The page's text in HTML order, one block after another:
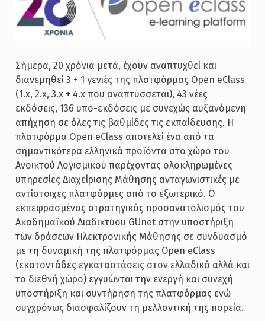
Σήμερα, 20 χρόνια μετά, έχουν αναπτυχθεί και
διανεμηθεί 3 + 1 γενιές της πλατφόρμας Open eClass
(1.x, 2.x, 3.x + 4.x που αναπτύσσεται), 43 νέες
εκδόσεις, 136 υπο-εκδόσεις με συνεχώς αυξανόμενη
απήχηση σε όλες τις βαθμίδες τις εκπαίδευσης. Η
πλατφόρμα Open eClass αποτελεί ένα από τα
σημαντικότερα ελληνικά προϊόντα στο χώρο του
Ανοικτού Λογισμικού παρέχοντας ολοκληρωμένες
υπηρεσίες Διαχείρισης Μάθησης ανταγωνιστικές με
αντίστοιχες πλατφόρμες από το εξωτερικό. Ο
εκπεφρασμένος στρατηγικός προσανατολισμός του
Ακαδημαϊκού Διαδικτύου GUnet στην υποστήριξη
των δράσεων Ηλεκτρονικής Μάθησης σε συνδυασμό
με τη δυναμική της πλατφόρμας Open eClass
(εκατοντάδες εγκαταστάσεις στον ελλαδικό αλλά και
το διεθνή χώρο) εγγυώνται την ενεργή και συνεχή
υποστήριξη και συντήρηση της πλατφόρμας ενώ
συγχρόνως διασφαλίζουν τη μελλοντική της πορεία.